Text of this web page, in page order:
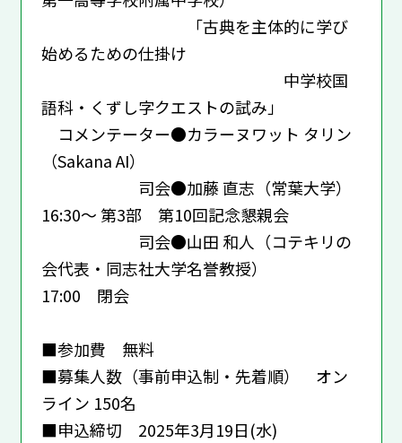
「古典を主体的に学び
始めるための仕掛け
――中学校国
語科・くずし字クエストの試み」
コメンテーター●カラーヌワット タリン
（Sakana AI）
司会●加藤 直志（常葉大学）
16:30～ 第3部 第10回記念懇親会
司会●山田 和人（コテキリの
会代表・同志社大学名誉教授）
17:00 閉会
■参加費 無料
■募集人数（事前申込制・先着順） オン
ライン 150名
■申込締切 2025年3月19日(水)